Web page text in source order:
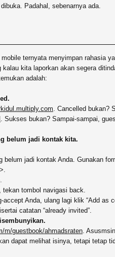
Padahal, sebenarnya ada.
ternyata menyimpan rahasia
kita laporkan akan segera
adalah:
. Cancelled bukan?
. Sukses bukan? Sampai-sampai,
belum jadi kontak kita.
belum jadi kontak Anda. Gunakan
tekan tombol navigasi back.
accept Anda, ulang lagi klik “Add as
catatan “already invited”.
m/guestbook/ahmadsraten.
dapat melihat isinya, tetapi tetap